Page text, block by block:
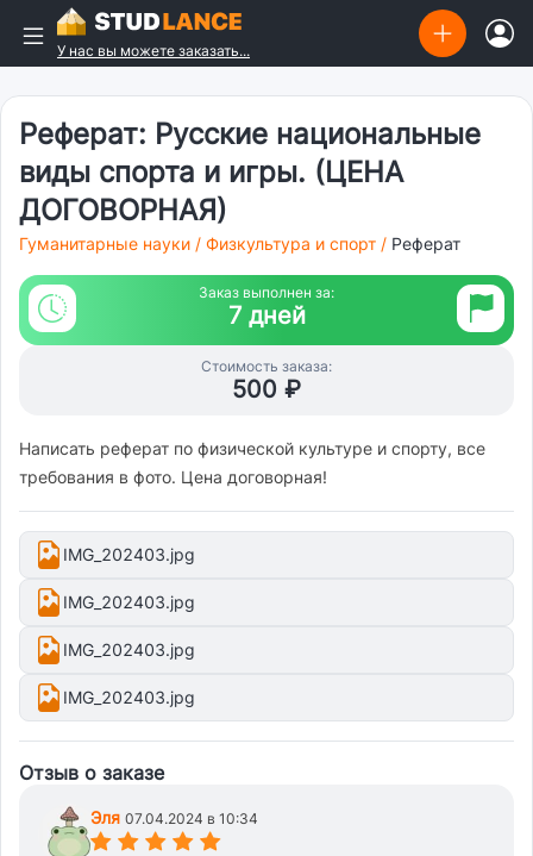
У нас вы можете заказать...
Реферат: Русские национальные
виды спорта и игры. (ЦЕНА
ДОГОВОРНАЯ)
Гуманитарные науки / Физкультура и спорт / Реферат
Заказ выполнен за:
7 дней
Стоимость заказа:
500 ₽
Написать реферат по физической культуре и спорту, все
требования в фото. Цена договорная!
IMG_202403.jpg
IMG_202403.jpg
IMG_202403.jpg
IMG_202403.jpg
Отзыв о заказе
Эля 07.04.2024 в 10:34
(*)(*)(*)(*)(*)